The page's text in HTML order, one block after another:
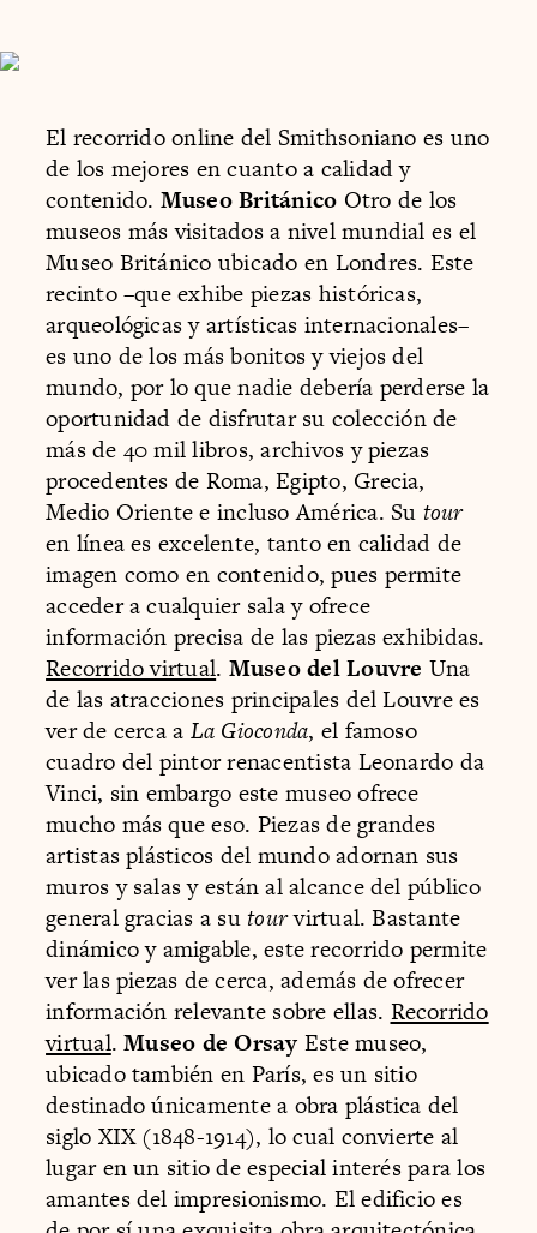
El recorrido online del Smithsoniano es uno
de los mejores en cuanto a calidad y
contenido. Museo Británico Otro de los
museos más visitados a nivel mundial es el
Museo Británico ubicado en Londres. Este
recinto –que exhibe piezas históricas,
arqueológicas y artísticas internacionales–
es uno de los más bonitos y viejos del
mundo, por lo que nadie debería perderse la
oportunidad de disfrutar su colección de
más de 40 mil libros, archivos y piezas
procedentes de Roma, Egipto, Grecia,
Medio Oriente e incluso América. Su tour
en línea es excelente, tanto en calidad de
imagen como en contenido, pues permite
acceder a cualquier sala y ofrece
información precisa de las piezas exhibidas.
Recorrido virtual. Museo del Louvre Una
de las atracciones principales del Louvre es
ver de cerca a La Gioconda, el famoso
cuadro del pintor renacentista Leonardo da
Vinci, sin embargo este museo ofrece
mucho más que eso. Piezas de grandes
artistas plásticos del mundo adornan sus
muros y salas y están al alcance del público
general gracias a sutourvirtual. Bastante
dinámico y amigable, este recorrido permite
ver las piezas de cerca, además de ofrecer
información relevante sobre ellas. Recorrido
virtual.Museo de Orsay Este museo,
ubicado también en París, es un sitio
destinado únicamente a obra plástica del
siglo XIX (1848-1914), lo cual convierte al
lugar en un sitio de especial interés para los
amantes del impresionismo. El edificio es